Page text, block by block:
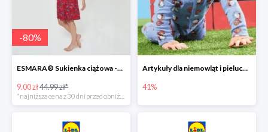
-80%
ESMARA® Sukienka ciążowa -79%
9.00 zł44.99 zł*
Artykuły dla niemowląt i pieluchy w Lidlu Online do -41%
41%